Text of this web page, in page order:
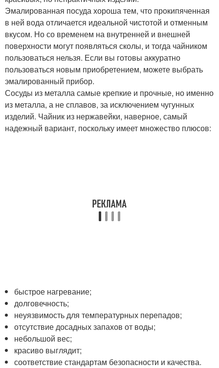
Эмалированная посуда хороша тем, что прокипяченная
в ней вода отличается идеальной чистотой и отменным
вкусом. Но со временем на внутренней и внешней
поверхности могут появляться сколы, и тогда чайником
пользоваться нельзя. Если вы готовы аккуратно
пользоваться новым приобретением, можете выбрать
эмалированный прибор.
Сосуды из металла самые крепкие и прочные, но именно
из металла, а не сплавов, за исключением чугунных
изделий. Чайник из нержавейки, наверное, самый
надежный вариант, поскольку имеет множество плюсов:
быстрое нагревание;
долговечность;
неуязвимость для температурных перепадов;
отсутствие досадных запахов от воды;
небольшой вес;
красиво выглядит;
соответствие стандартам безопасности и качества.